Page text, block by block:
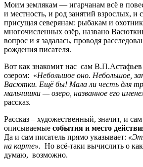
Моим землякам — игарчанам всё в
и местность, и род занятий взрослых, и
присущая северянам: рыбакам и
многочисленных озёр, названо
вопрос и я задалась, проводя
рождения писателя.
Вот как знакомит нас сам
озером: «Небольшое оно. Небольшое,
Васютки. Ещё бы! Мала ли честь для
мальчишки — озеро, названное его
рассказ.
Рассказ – художественный, значит, и
описываемые события и место
Да и сам писатель прямо указывает:
на карте». Но всё-таки вычислить о
думаю, возможно.